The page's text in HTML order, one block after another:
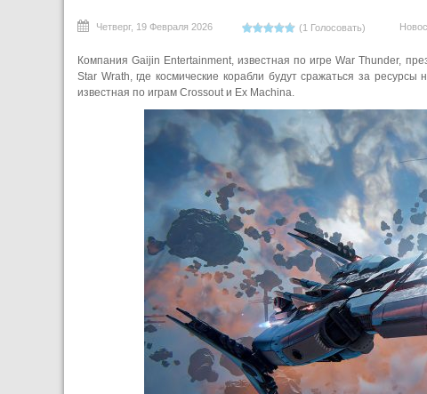
Четверг, 19 Февраля 2026 (1 Голосовать)
Компания Gaijin Entertainment, известная по игре War Thunder,
Star Wrath, где космические корабли будут сражаться за
известная по играм Crossout и Ex Machina.